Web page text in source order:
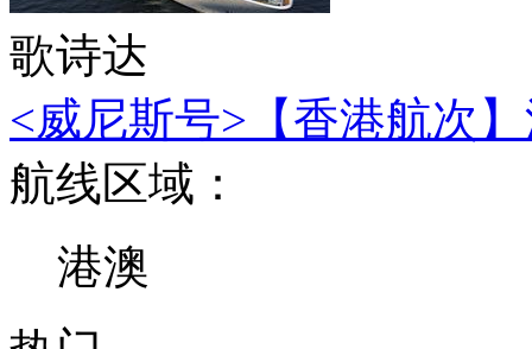
歌诗达
<威尼斯号>【香港航次
航线区域：
港澳